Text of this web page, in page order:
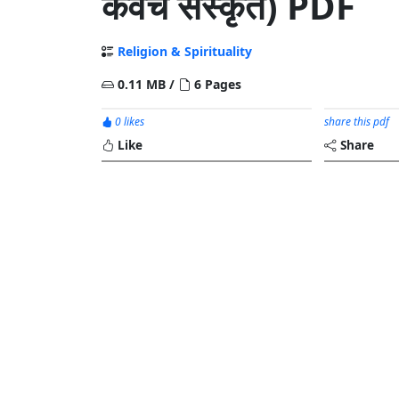
Religion & Spirituality
0.11 MB /
6 Pages
0 likes
Like
share this pdf
Share